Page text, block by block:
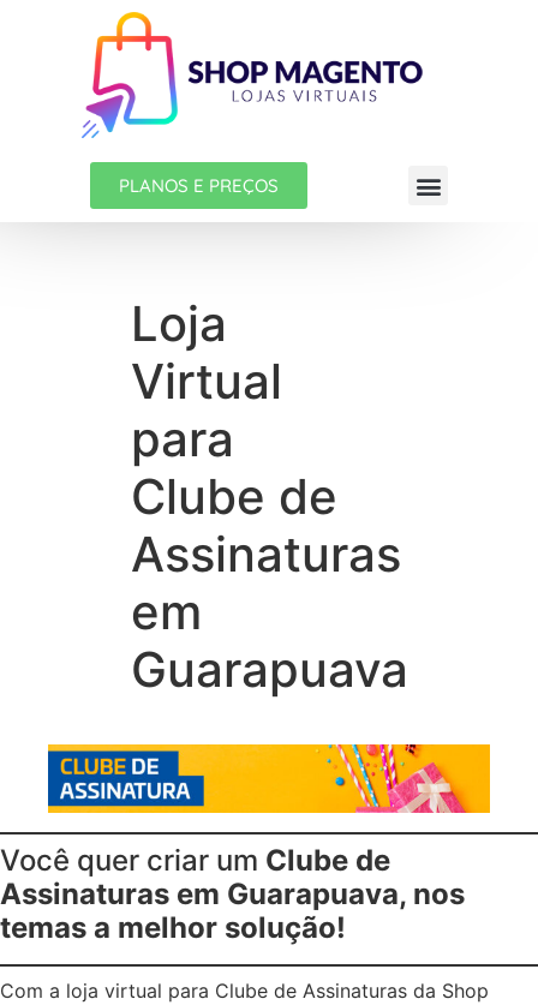
PLANOS E PREÇOS
Loja
Virtual
para
Clube de
Assinaturas
em
Guarapuava
Você quer criar um Clube de
Assinaturas em Guarapuava, nos
temas a melhor solução!
Com a loja virtual para Clube de Assinaturas da Shop